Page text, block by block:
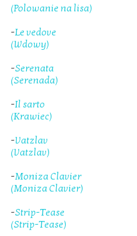
(Polowanie na lisa)
-Le vedove
(Wdowy)
-Serenata
(Serenada)
-Il sarto
(Krawiec)
-Vatzlav
(Vatzlav)
-Moniza Clavier
(Moniza Clavier)
-Strip-Tease
(Strip-Tease)